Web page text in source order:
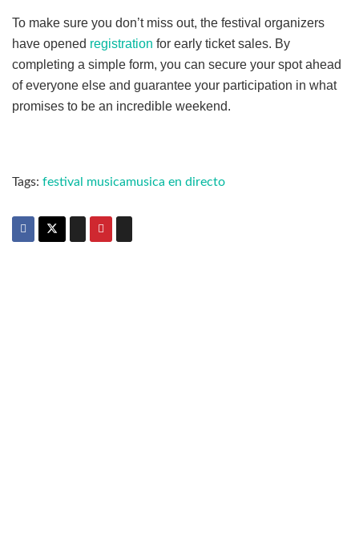
To make sure you don’t miss out, the festival organizers
have opened registration for early ticket sales. By
completing a simple form, you can secure your spot ahead
of everyone else and guarantee your participation in what
promises to be an incredible weekend.
Tags: festival musicamusica en directo